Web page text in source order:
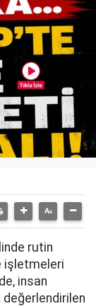
rutin
işletmeleri
insan
değerlendirilen